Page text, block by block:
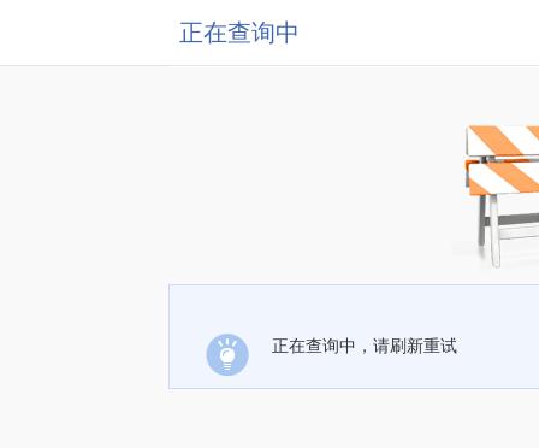
正在查询中
正在查询中，请刷新重试